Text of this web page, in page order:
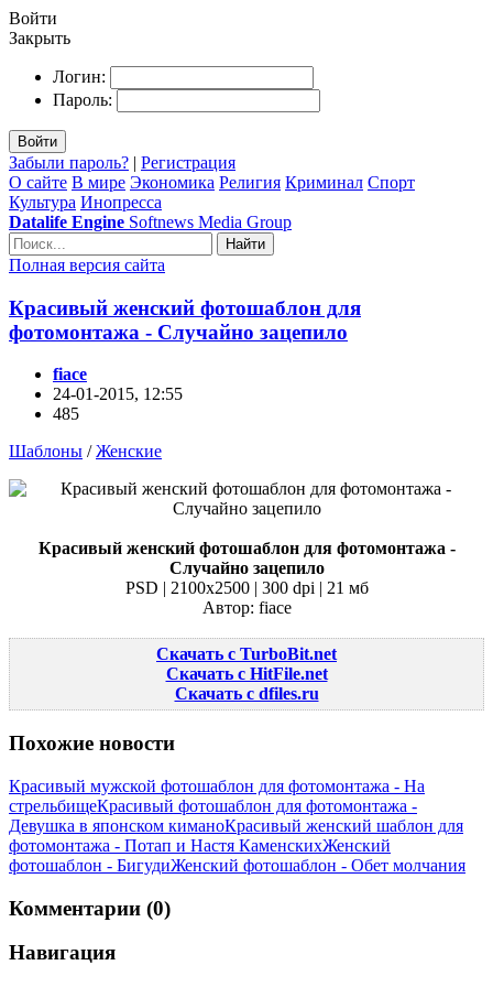
Войти
Закрыть
Логин:
Пароль:
Войти
Забыли пароль? | Регистрация
О сайте В мире Экономика Религия Криминал Спорт
Культура Инопресса
Datalife Engine Softnews Media Group
Найти
Полная версия сайта
Красивый женский фотошаблон для
фотомонтажа - Случайно зацепило
fiace
24-01-2015, 12:55
485
Шаблоны /Женские
Красивый женский фотошаблон для фотомонтажа -
Случайно зацепило
PSD | 2100x2500 | 300 dpi | 21 мб
Автор: fiace
Скачать с TurboBit.net
Скачать с HitFile.net
Скачать с dfiles.ru
Похожие новости
Красивый мужской фотошаблон для фотомонтажа - На
стрельбищеКрасивый фотошаблон для фотомонтажа -
Девушка в японском киманоКрасивый женский шаблон для
фотомонтажа - Потап и Настя КаменскихЖенский
фотошаблон - БигудиЖенский фотошаблон - Обет молчания
Комментарии (0)
Навигация